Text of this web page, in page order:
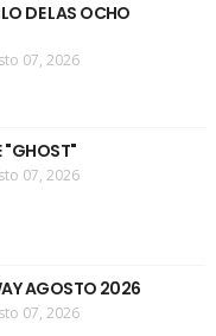
DE LAS OCHO
07, 2026
"GHOST"
07, 2026
AGOSTO 2026
07, 2026